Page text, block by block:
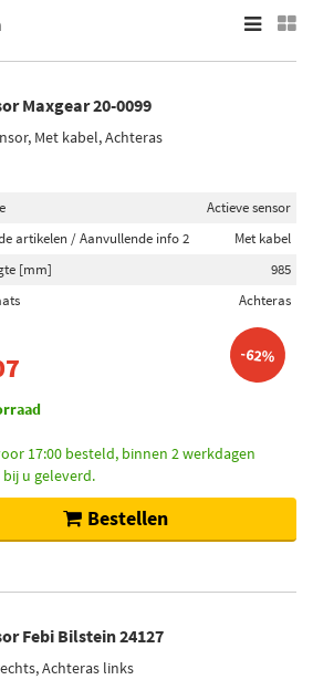
(72)
(66)
Maxgear 20-0099
Met kabel, Achteras
Actieve sensor
artikelen / Aanvullende info 2
Met kabel
[mm]
985
Achteras
-62%
17:00 besteld, binnen 2 werkdagen
bij u geleverd.
Bestellen
Febi Bilstein 24127
Achteras links